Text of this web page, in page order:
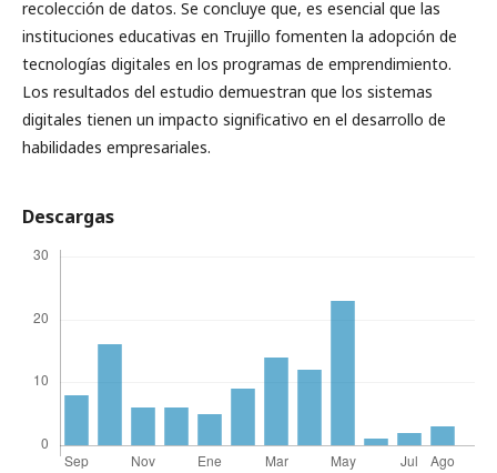
recolección de datos. Se concluye que, es esencial que las
instituciones educativas en Trujillo fomenten la adopción de
tecnologías digitales en los programas de emprendimiento.
Los resultados del estudio demuestran que los sistemas
digitales tienen un impacto significativo en el desarrollo de
habilidades empresariales.
Descargas